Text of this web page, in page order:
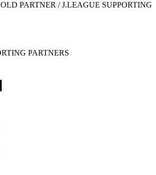
PARTNER / J.LEAGUE SUPPORTING
PARTNERS